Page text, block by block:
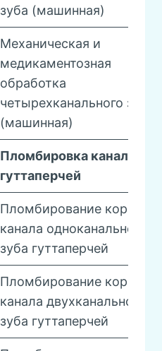
зуба (машинная)
Механическая и
медикаментозная
обработка
четырехканального зуба
(машинная)
Пломбировка каналов
гуттаперчей
Пломбирование
канала одноканального
зуба гуттаперчей
Пломбирование
канала двухканального
зуба гуттаперчей